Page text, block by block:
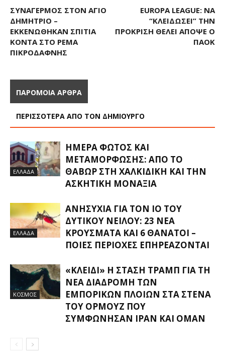
ΣΥΝΑΓΕΡΜΌΣ ΣΤΟΝ ΆΓΙΟ
ΔΗΜΉΤΡΙΟ –
ΕΚΚΕΝΏΘΗΚΑΝ ΣΠΊΤΙΑ
ΚΟΝΤΆ ΣΤΟ ΡΈΜΑ
ΠΙΚΡΟΔΆΦΝΗΣ
EUROPA LEAGUE: ΝΑ
“ΚΛΕΙΔΏΣΕΙ” ΤΗΝ
ΠΡΌΚΡΙΣΗ ΘΈΛΕΙ ΑΠΌΨΕ Ο
ΠΑΟΚ
ΠΑΡΟΜΟΙΑ ΑΡΘΡΑ
ΠΕΡΙΣΣΟΤΕΡΑ ΑΠΟ ΤΟΝ ΔΗΜΙΟΥΡΓΟ
ΕΛΛΑΔΑ
ΗΜΈΡΑ ΦΩΤΌΣ ΚΑΙ
ΜΕΤΑΜΌΡΦΩΣΗΣ: ΑΠΌ ΤΟ
ΘΑΒΏΡ ΣΤΗ ΧΑΛΚΙΔΙΚΉ ΚΑΙ ΤΗΝ
ΑΣΚΗΤΙΚΉ ΜΟΝΑΞΙΆ
ΕΛΛΑΔΑ
ΑΝΗΣΥΧΊΑ ΓΙΑ ΤΟΝ ΙΌ ΤΟΥ
ΔΥΤΙΚΟΎ ΝΕΊΛΟΥ: 23 ΝΈΑ
ΚΡΟΎΣΜΑΤΑ ΚΑΙ 6 ΘΆΝΑΤΟΙ –
ΠΟΙΕΣ ΠΕΡΙΟΧΈΣ ΕΠΗΡΕΆΖΟΝΤΑΙ
ΚΟΣΜΟΣ
«ΚΛΕΙΔΊ» Η ΣΤΆΣΗ ΤΡΑΜΠ ΓΙΑ ΤΗ
ΝΈΑ ΔΙΑΔΡΟΜΉ ΤΩΝ
ΕΜΠΟΡΙΚΏΝ ΠΛΟΊΩΝ ΣΤΑ ΣΤΕΝΆ
ΤΟΥ ΟΡΜΟΎΖ ΠΟΥ
ΣΥΜΦΏΝΗΣΑΝ ΙΡΆΝ ΚΑΙ ΟΜΆΝ